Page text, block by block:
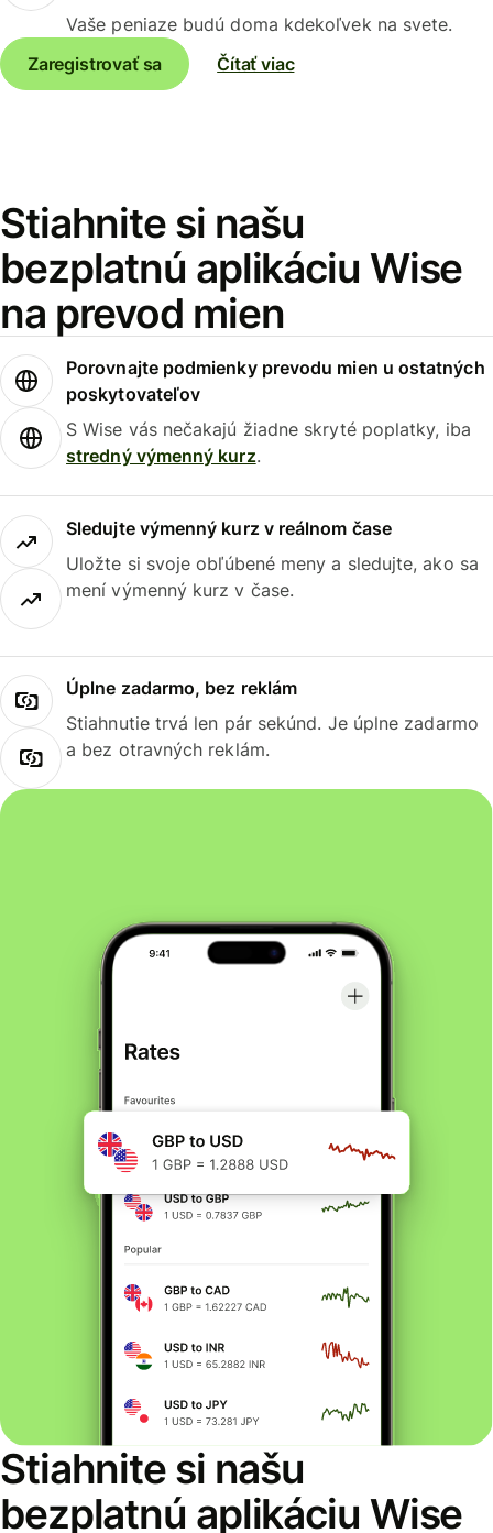
Vaše peniaze budú doma kdekoľvek na svete.
Zaregistrovať sa
Čítať viac
Stiahnite si našu
bezplatnú aplikáciu Wise
na prevod mien
Porovnajte podmienky prevodu mien u ostatných
poskytovateľov
S Wise vás nečakajú žiadne skryté poplatky, iba
stredný výmenný kurz.
Sledujte výmenný kurz v reálnom čase
Uložte si svoje obľúbené meny a sledujte, ako sa
mení výmenný kurz v čase.
Úplne zadarmo, bez reklám
Stiahnutie trvá len pár sekúnd. Je úplne zadarmo
a bez otravných reklám.
Stiahnite si našu
bezplatnú aplikáciu Wise